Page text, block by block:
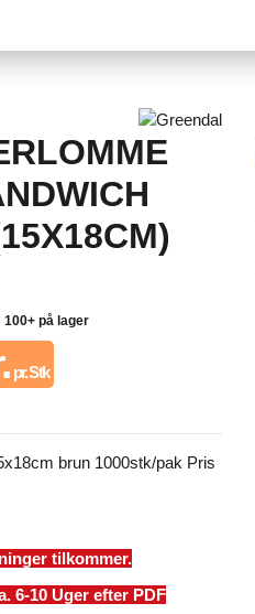
100+ på lager
pr. Stk
brun 1000stk/pak Pris
tilkommer.
6-10 Uger efter PDF